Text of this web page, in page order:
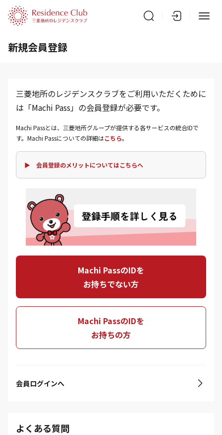
新規会員登録
三菱地所のレジデンスクラブをご利用いただくために
は「Machi Pass」の会員登録が必要です。
Machi Passとは、三菱地所グループが提供する各サービスの統合IDで
す。Machi Passについての詳細はこちら。
▶ 会員登録のメリットについてはこちらへ
Machi PassのIDを
お持ちでない方
Machi PassのIDを
お持ちの方
会員ログインへ
よくある質問